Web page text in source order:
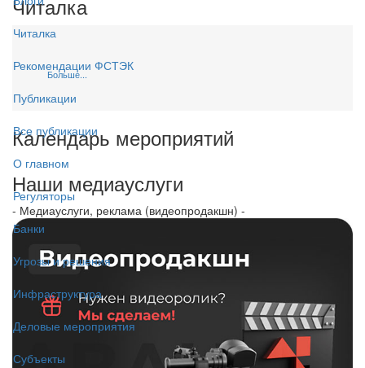
Читалка
Рекомендации ФСТЭК
Публикации
Все публикации
О главном
Регуляторы
Банки
Угрозы и решения
Инфраструктура
Деловые мероприятия
Субъекты
Читалка
Больше...
Календарь мероприятий
Наши медиауслуги
- Медиауслуги, реклама (видеопродакшн) -